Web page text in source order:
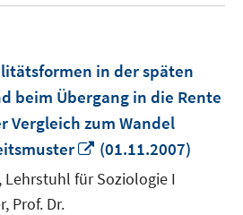
in der späten
beim Übergang in die Rente
Vergleich zum Wandel
In
neuem
Fenster
(01.11.2007)
für Soziologie I
Prof. Dr.